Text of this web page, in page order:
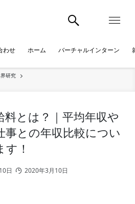
わせ ホーム バーチャルインターン
研究
料とは？｜平均年収や
事との年収比較につい
！
日 2020年3月10日